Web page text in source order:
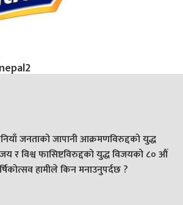
जनताको जापानी आक्रमणविरुद्दको युद्ध
र विश्व फासिष्टविरुद्दको युद्ध विजयको ८० औं
हामीले किन मनाउनुपर्दछ ?